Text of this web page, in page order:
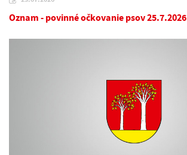
Oznam - povinné očkovanie psov 25.7.2026